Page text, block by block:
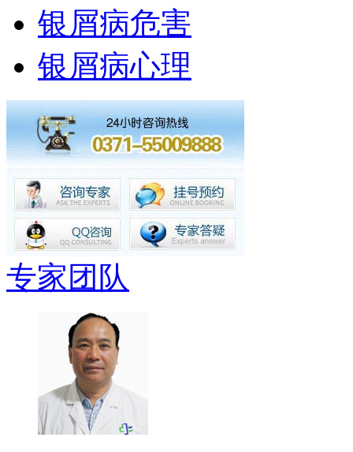
银屑病危害
银屑病心理
专家团队